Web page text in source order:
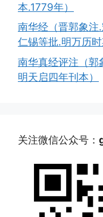
本.1779年）
南华经（晋郭象注
仁锡等批.明万历时
南华真经评注（郭
明天启四年刊本）
关注微信公众号：